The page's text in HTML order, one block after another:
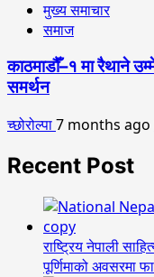
मुख्य समाचार
समाज
काठमाडौँ–१ मा रैथाने
समर्थन
च्छोरोल्पा7 months ago
Recent Post
राष्ट्रिय नेपाली
पूर्णिमाको अवसरमा